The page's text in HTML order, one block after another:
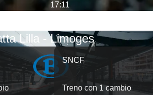
17:11
Lilla - Limoges
SNCF
Treno con 1 cambio